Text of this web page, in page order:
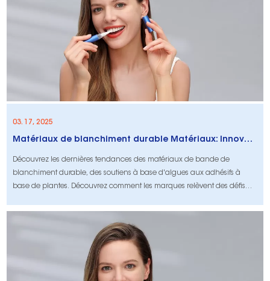
03. 17, 2025
Matériaux de blanchiment durable Matériaux: Innovations écologiques dans les soins bucco-dentaire
Découvrez les dernières tendances des matériaux de bande de
blanchiment durable, des soutiens à base d'algues aux adhésifs à
base de plantes. Découvrez comment les marques relèvent des défis